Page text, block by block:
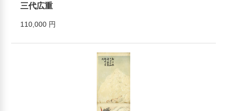
三代広重
110,000 円